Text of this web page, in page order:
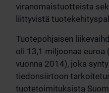
viranomaistuotteista
liittyvistä
Tuotepohjaisen
oli 13,1 miljoonaa euroa
vuonna 2014), joka
tiedonsiirtoon
tuotetoimituksista